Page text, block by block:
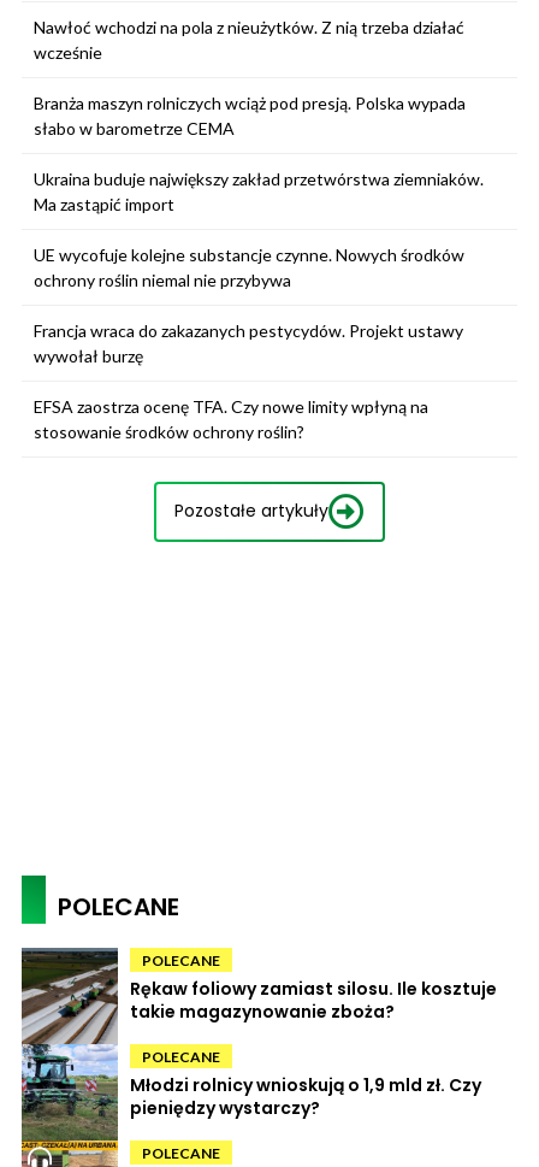
Nawłoć wchodzi na pola z nieużytków. Z nią trzeba działać
wcześnie
Branża maszyn rolniczych wciąż pod presją. Polska wypada
słabo w barometrze CEMA
Ukraina buduje największy zakład przetwórstwa ziemniaków.
Ma zastąpić import
UE wycofuje kolejne substancje czynne. Nowych środków
ochrony roślin niemal nie przybywa
Francja wraca do zakazanych pestycydów. Projekt ustawy
wywołał burzę
EFSA zaostrza ocenę TFA. Czy nowe limity wpłyną na
stosowanie środków ochrony roślin?
Pozostałe artykuły
POLECANE
POLECANE
Rękaw foliowy zamiast silosu. Ile kosztuje
takie magazynowanie zboża?
POLECANE
Młodzi rolnicy wnioskują o 1,9 mld zł. Czy
pieniędzy wystarczy?
POLECANE